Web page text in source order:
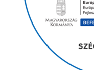
Bölcskei
Bölcskei